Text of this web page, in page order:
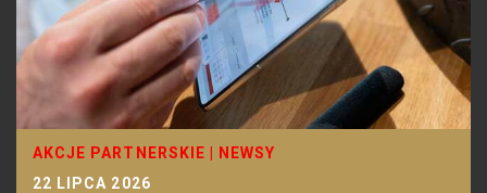
AKCJE PARTNERSKIE
NEWSY
22 LIPCA 2026